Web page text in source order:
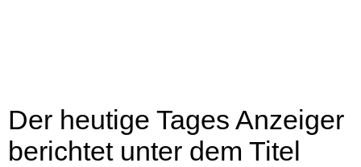
Der heutige Tages Anzeiger
berichtet unter dem Titel